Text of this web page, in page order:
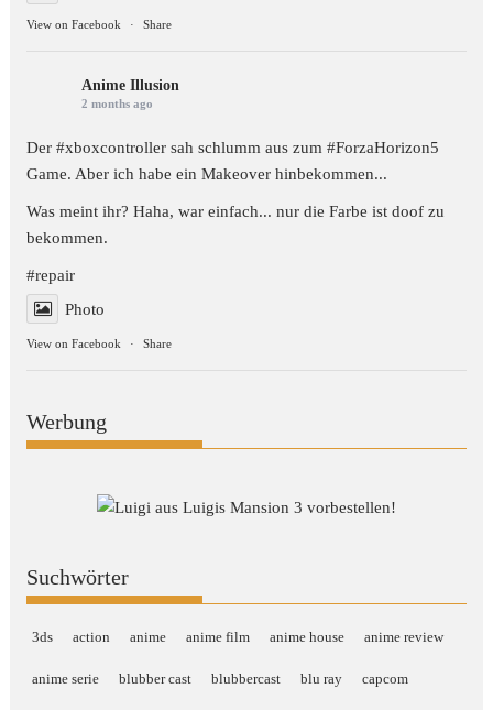
View on Facebook · Share
Anime Illusion
2 months ago
Der #xboxcontroller sah schlumm aus zum#ForzaHorizon5
Game. Aber ich habe ein Makeover hinbekommen...
Was meint ihr? Haha, war einfach... nur die Farbe ist doof zu
bekommen.
#repair
Photo
View on Facebook · Share
Werbung
Suchwörter
3ds action anime anime film anime house anime review
anime serie blubber cast blubbercast blu ray capcom